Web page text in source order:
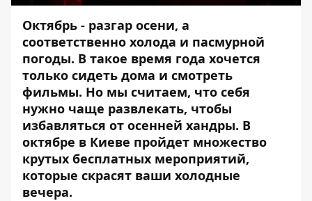
Октябрь - разгар осени, а
соответственно холода и пасмурной
погоды. В такое время года хочется
только сидеть дома и смотреть
фильмы. Но мы считаем, что себя
нужно чаще развлекать, чтобы
избавляться от осенней хандры. В
октябре в Киеве пройдет множество
крутых бесплатных мероприятий,
которые скрасят ваши холодные
вечера.